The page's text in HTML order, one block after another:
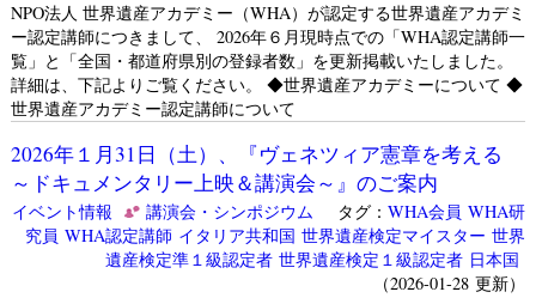
NPO法人 世界遺産アカデミー（WHA）が認定する世界遺産アカデミ
ー認定講師につきまして、 2026年６月現時点での「WHA認定講師一
覧」と「全国・都道府県別の登録者数」を更新掲載いたしました。
詳細は、下記よりご覧ください。 ◆世界遺産アカデミーについて ◆
世界遺産アカデミー認定講師について
2026年１月31日（土）、『ヴェネツィア憲章を考える
～ドキュメンタリー上映＆講演会～』のご案内
イベント情報 講演会・シンポジウム タグ： WHA会員 WHA研
究員 WHA認定講師 イタリア共和国 世界遺産検定マイスター 世界
遺産検定準１級認定者 世界遺産検定１級認定者 日本国
（2026-01-28 更新）